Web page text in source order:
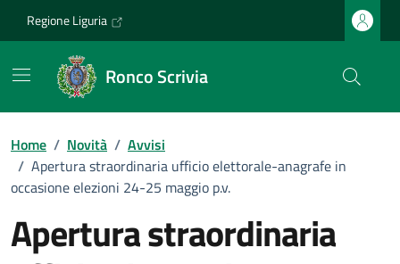
Regione Liguria
Ronco Scrivia
Home / Novità / Avvisi
/ Apertura straordinaria ufficio elettorale-anagrafe in
occasione elezioni 24-25 maggio p.v.
Apertura straordinaria